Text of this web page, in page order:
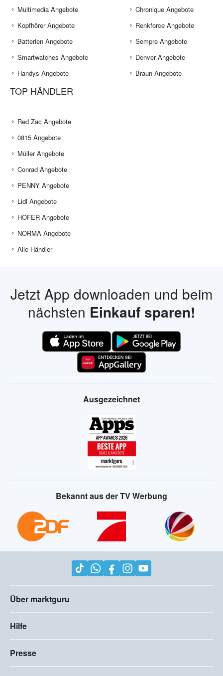
Multimedia Angebote
Kopfhörer Angebote
Batterien Angebote
Smartwatches Angebote
Handys Angebote
Chronique Angebote
Renkforce Angebote
Sempre Angebote
Denver Angebote
Braun Angebote
TOP HÄNDLER
Red Zac Angebote
0815 Angebote
Müller Angebote
Conrad Angebote
PENNY Angebote
Lidl Angebote
HOFER Angebote
NORMA Angebote
Alle Händler
Jetzt App downloaden und beim
nächsten Einkauf sparen!
Ausgezeichnet
Bekannt aus der TV Werbung
Über marktguru
Hilfe
Presse